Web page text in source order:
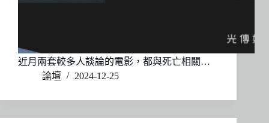
近月兩套較多人談論的電影，都與死亡相關…
論壇
2024-12-25